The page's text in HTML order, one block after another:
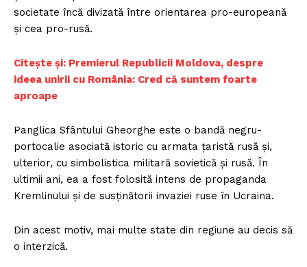
societate încă divizată între orientarea pro-europeană
și cea pro-rusă.
Citește și: Premierul Republicii Moldova, despre
ideea unirii cu România: Cred că suntem foarte
aproape
Panglica Sfântului Gheorghe este o bandă negru-
portocalie asociată istoric cu armata țaristă rusă și,
ulterior, cu simbolistica militară sovietică și rusă. În
ultimii ani, ea a fost folosită intens de propaganda
Kremlinului și de susținătorii invaziei ruse în Ucraina.
Din acest motiv, mai multe state din regiune au decis să
o interzică.